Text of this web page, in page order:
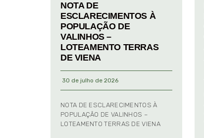
NOTA DE
ESCLARECIMENTOS À
POPULAÇÃO DE
VALINHOS –
LOTEAMENTO TERRAS
DE VIENA
30 de julho de 2026
NOTA DE ESCLARECIMENTOS À
POPULAÇÃO DE VALINHOS –
LOTEAMENTO TERRAS DE VIENA